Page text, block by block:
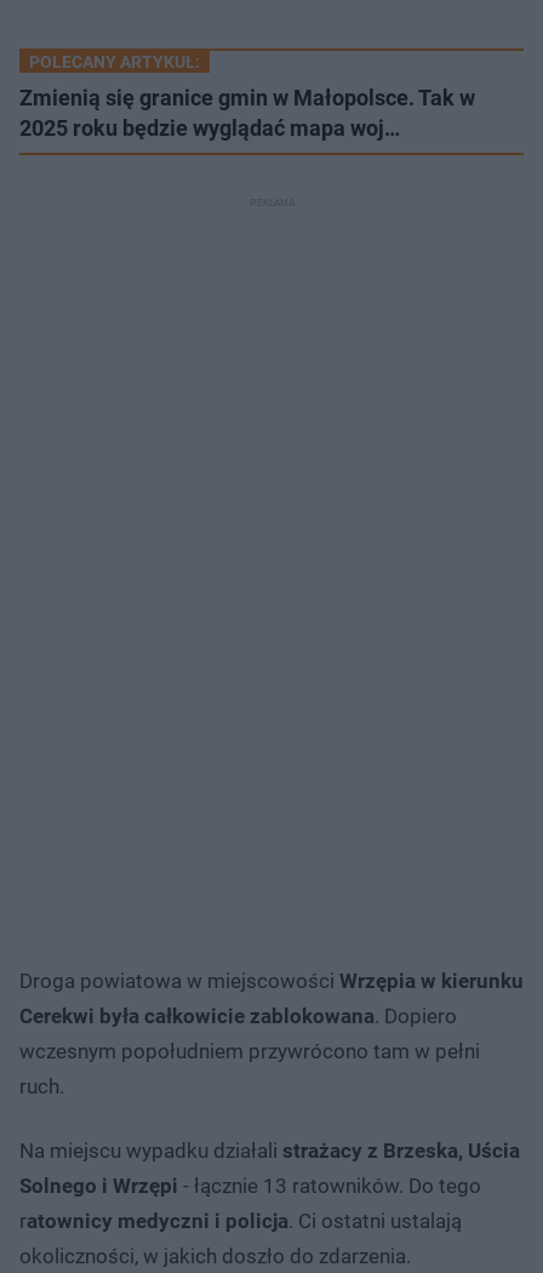
POLECANY ARTYKUŁ:
Zmienią się granice gmin w Małopolsce. Tak w
2025 roku będzie wyglądać mapa woj…
Droga powiatowa w miejscowości Wrzępia w kierunku
Cerekwi była całkowicie zablokowana. Dopiero
wczesnym popołudniem przywrócono tam w pełni
ruch.
Na miejscu wypadku działali strażacy z Brzeska, Uścia
Solnego i Wrzępi - łącznie 13 ratowników. Do tego
ratownicy medyczni i policja. Ci ostatni ustalają
okoliczności, w jakich doszło do zdarzenia.